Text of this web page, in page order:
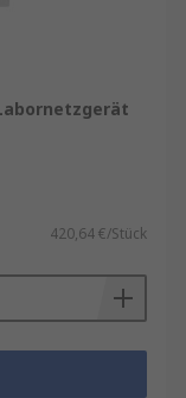
420,64 €/Stück